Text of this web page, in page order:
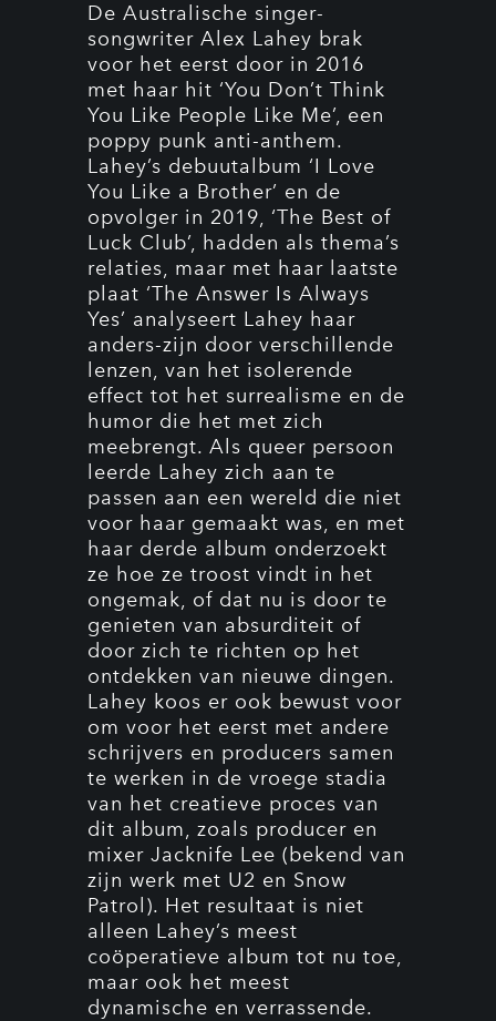
De Australische singer-
songwriter Alex Lahey brak
voor het eerst door in 2016
met haar hit ‘You Don’t Think
You Like People Like Me’, een
poppy punk anti-anthem.
Lahey’s debuutalbum ‘I Love
You Like a Brother’ en de
opvolger in 2019, ‘The Best of
Luck Club’, hadden als thema’s
relaties, maar met haar laatste
plaat ‘The Answer Is Always
Yes’ analyseert Lahey haar
anders-zijn door verschillende
lenzen, van het isolerende
effect tot het surrealisme en de
humor die het met zich
meebrengt. Als queer persoon
leerde Lahey zich aan te
passen aan een wereld die niet
voor haar gemaakt was, en met
haar derde album onderzoekt
ze hoe ze troost vindt in het
ongemak, of dat nu is door te
genieten van absurditeit of
door zich te richten op het
ontdekken van nieuwe dingen.
Lahey koos er ook bewust voor
om voor het eerst met andere
schrijvers en producers samen
te werken in de vroege stadia
van het creatieve proces van
dit album, zoals producer en
mixer Jacknife Lee (bekend van
zijn werk met U2 en Snow
Patrol). Het resultaat is niet
alleen Lahey’s meest
coöperatieve album tot nu toe,
maar ook het meest
dynamische en verrassende.